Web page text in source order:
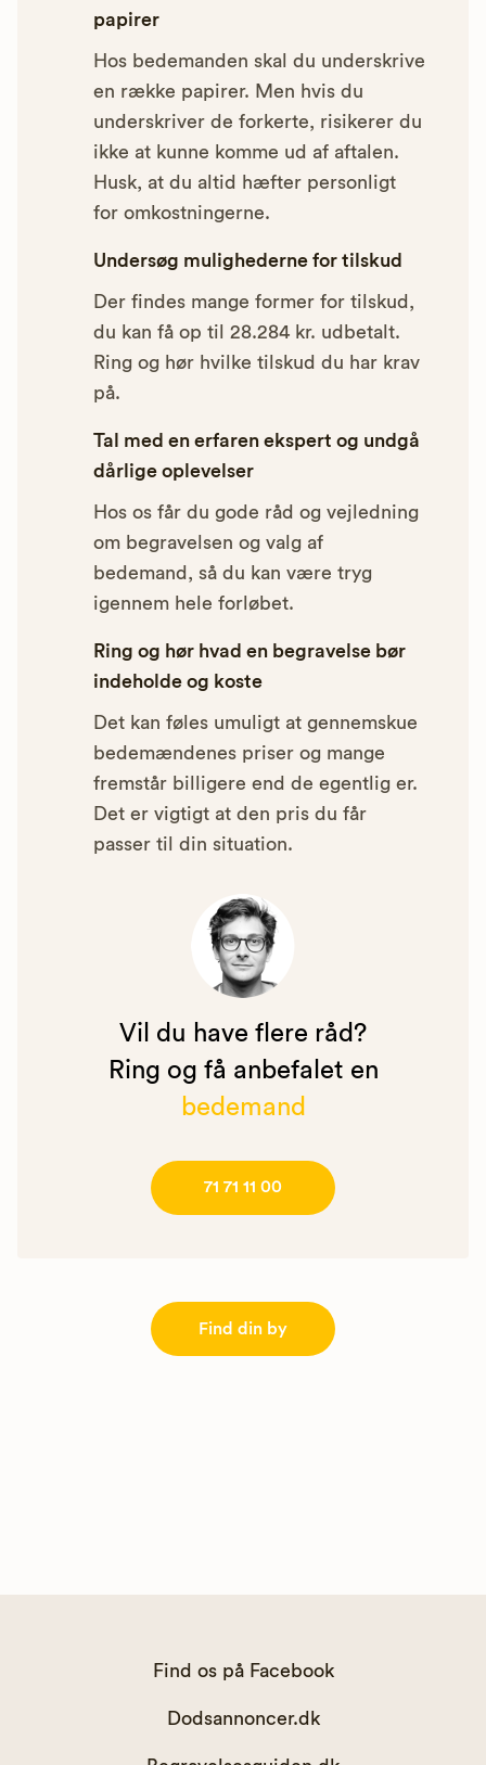
papirer
Hos bedemanden skal du underskrive
en række papirer. Men hvis du
underskriver de forkerte, risikerer du
ikke at kunne komme ud af aftalen.
Husk, at du altid hæfter personligt
for omkostningerne.
Undersøg mulighederne for tilskud
Der findes mange former for tilskud,
du kan få op til 28.284 kr. udbetalt.
Ring og hør hvilke tilskud du har krav
på.
Tal med en erfaren ekspert og undgå
dårlige oplevelser
Hos os får du gode råd og vejledning
om begravelsen og valg af
bedemand, så du kan være tryg
igennem hele forløbet.
Ring og hør hvad en begravelse bør
indeholde og koste
Det kan føles umuligt at gennemskue
bedemændenes priser og mange
fremstår billigere end de egentlig er.
Det er vigtigt at den pris du får
passer til din situation.
Vil du have flere råd?
Ring og få anbefalet en
bedemand
71 71 11 00
Find din by
Find os på Facebook
Dodsannoncer.dk